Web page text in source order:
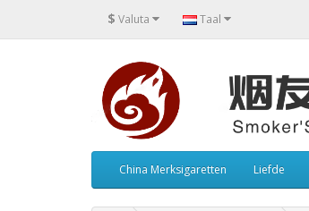
$ Valuta Taal
China Merksigaretten Liefde